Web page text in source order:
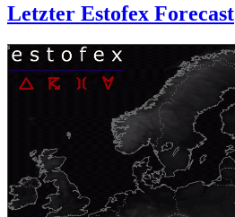
Letzter Estofex Forecast